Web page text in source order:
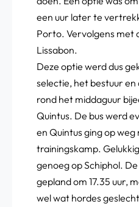
een uur later te
Porto. Vervolgens met
Lissabon.
Deze optie werd dus
selectie, het bestuur
rond het middaguur
Quintus. De bus werd
en Quintus ging op
trainingskamp.
genoeg op Schiphol.
gepland om 17.35 uur,
wel wat hordes